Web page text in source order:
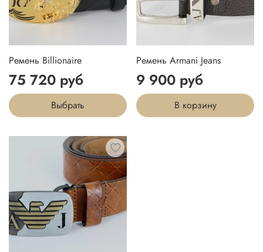
Ремень Billionaire
75 720 руб
Выбрать
Ремень Armani Jeans
9 900 руб
В корзину